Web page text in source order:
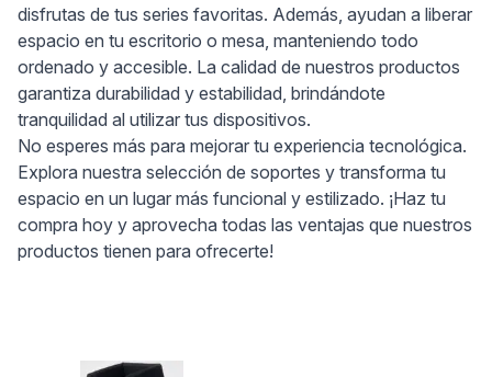
disfrutas de tus series favoritas. Además, ayudan a liberar
espacio en tu escritorio o mesa, manteniendo todo
ordenado y accesible. La calidad de nuestros productos
garantiza durabilidad y estabilidad, brindándote
tranquilidad al utilizar tus dispositivos.
No esperes más para mejorar tu experiencia tecnológica.
Explora nuestra selección de soportes y transforma tu
espacio en un lugar más funcional y estilizado. ¡Haz tu
compra hoy y aprovecha todas las ventajas que nuestros
productos tienen para ofrecerte!